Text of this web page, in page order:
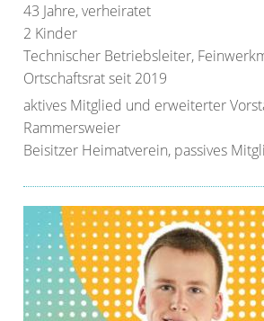
43 Jahre, verheiratet
2 Kinder
Technischer Betriebsleiter,
Ortschaftsrat seit 2019
aktives Mitglied und erweiterter
Rammersweier
Beisitzer Heimatverein, passives